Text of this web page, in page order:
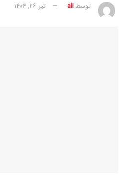
توسطali تیر ۲۶, ۱۴۰۴